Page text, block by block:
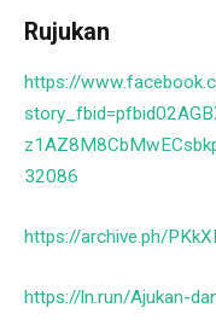
Rujukan
https://
32086
https://archive.ph/
https://ln.run/Ajukan-